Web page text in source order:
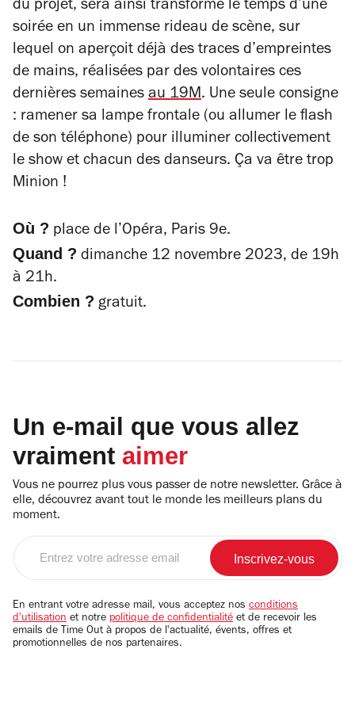
du projet, sera ainsi transformé le temps d’une
soirée en un immense rideau de scène, sur
lequel on aperçoit déjà des traces d’empreintes
de mains, réalisées par des volontaires ces
dernières semaines au 19M. Une seule consigne
: ramener sa lampe frontale (ou allumer le flash
de son téléphone) pour illuminer collectivement
le show et chacun des danseurs. Ça va être trop
Minion !
Où ? place de l’Opéra, Paris 9e.
Quand ? dimanche 12 novembre 2023, de 19h
à 21h.
Combien ? gratuit.
Un e-mail que vous allez
vraiment aimer
Vous ne pourrez plus vous passer de notre newsletter. Grâce à
elle, découvrez avant tout le monde les meilleurs plans du
moment.
email
En entrant votre adresse mail, vous acceptez nos conditions
d'utilisation et notre politique de confidentialité et de recevoir les
emails de Time Out à propos de l'actualité, évents, offres et
promotionnelles de nos partenaires.